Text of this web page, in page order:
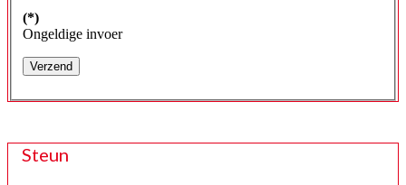
(*)
Ongeldige invoer
Verzend
Steun